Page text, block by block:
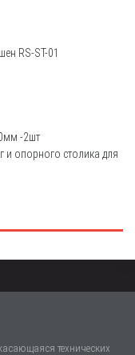
RS-ST-01
-2шт
и опорного столика для
технических